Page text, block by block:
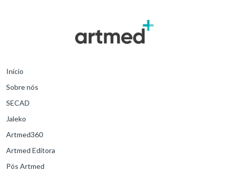
Início
Sobre nós
SECAD
Jaleko
Artmed360
Artmed Editora
Pós Artmed